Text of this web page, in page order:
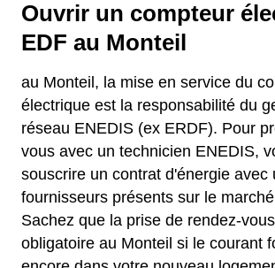
Ouvrir un compteur
EDF au Monteil
au Monteil, la mise en service du
électrique est la responsabilité du
réseau ENEDIS (ex ERDF). Pour
vous avec un technicien ENEDIS,
souscrire un contrat d'énergie avec
fournisseurs présents sur le
Sachez que la prise de rendez-
obligatoire au Monteil si le courant